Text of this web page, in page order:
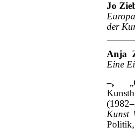
Jo
der
Anja
Eine
–,
Kunst
Politik,